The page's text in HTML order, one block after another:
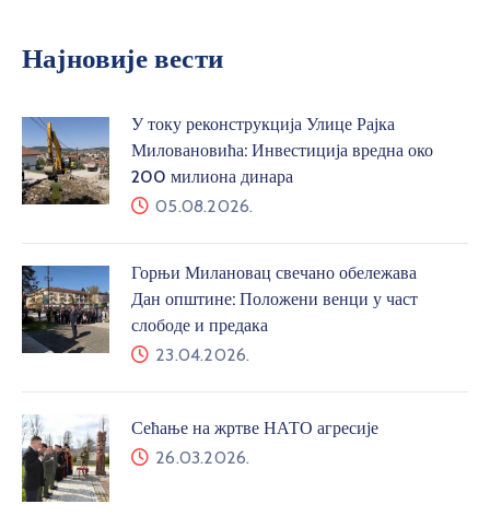
Најновије вести
У току реконструкција Улице Рајка
Миловановића: Инвестиција вредна око
200 милиона динара
05.08.2026.
Горњи Милановац свечано обележава
Дан општине: Положени венци у част
слободе и предака
23.04.2026.
Сећање на жртве НАТО агресије
26.03.2026.